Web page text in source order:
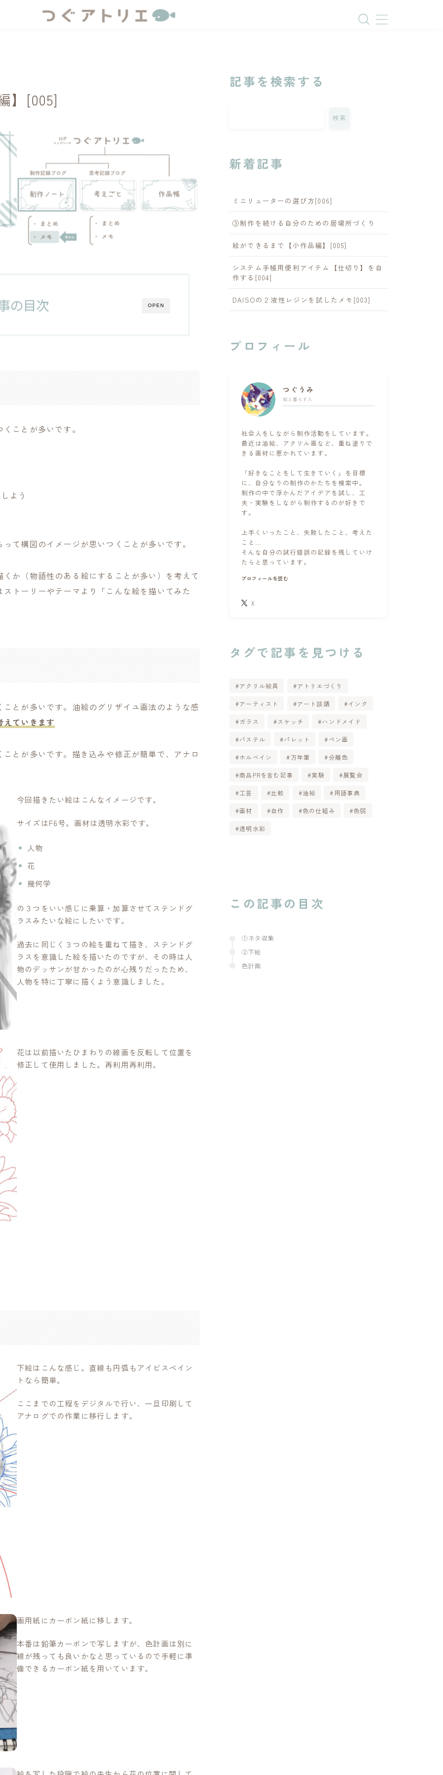
がら制作活動をしています。
こと、失敗したこと、考えたこと…
試行錯誤の記録を残していけたらと思っています。
プロフィールを読む
ハンドメイド パステル パレット
商品PRを含む記事 実験 展覧会 工芸 比較
】[005]
OPEN
の目次
ことが多いです。
よう
て構図のイメージが思いつくことが多いです。
か（物語性のある絵にすることが多い）を考えて
トーリーやテーマより「こんな絵を描いてみた
とが多いです。油絵のグリザイユ画法のような感
ていきます
とが多いです。描き込みや修正が簡単で、アナロ
今回描きたい絵はこんなイメージです。
サイズはF6号。画材は透明水彩です。
人物
花
幾何学
の３つをいい感じに乗算・加算させてステンドグ
ラスみたいな絵にしたいです。
過去に同じく３つの絵を重ねて描き、ステンドグ
ラスを意識した絵を描いたのですが、その時は人
物のデッサンが甘かったのが心残りだったため、
人物を特に丁寧に描くよう意識しました。
花は以前描いたひまわりの線画を反転して位置を
修正して使用しました。再利用再利用。
下絵はこんな感じ。直線も円弧もアイビスペイン
トなら簡単。
ここまでの工程をデジタルで行い、一旦印刷して
アナログでの作業に移行します。
画用紙にカーボン紙に移します。
本番は鉛筆カーボンで写しますが、色計画は別に
線が残っても良いかなと思っているので手軽に準
備できるカーボン紙を用いています。
記事を検索する
検索
新着記事
ミニリューターの選び方[006]
③制作を続ける自分のための居場所づくり
絵ができるまで【小作品編】[005]
システム手帳用便利アイテム【仕切り】を自
作する[004]
DAISOの２液性レジンを試したメモ[003]
プロフィール
つぐうみ
絵と暮らす人
社会人をしながら制作活動をしています。
最近は油絵、アクリル画など、重ね塗りで
きる画材に惹かれています。
「好きなことをして生きていく」を目標
に、自分なりの制作のかたちを模索中。
制作の中で浮かんだアイデアを試し、工
夫・実験をしながら制作するのが好きで
す。
上手くいったこと、失敗したこと、考えた
こと…
そんな自分の試行錯誤の記録を残していけ
たらと思っています。
プロフィールを読む
X
タグで記事を見つける
アクリル絵具 アトリエづくり
アーティスト アート談議 インク
ガラス スケッチ ハンドメイド
パステル パレット ペン画
ホルベイン 万年筆 分離色
商品PRを含む記事 実験 展覧会
工芸 比較 油絵 用語事典
画材 自作 色の仕組み 色弱
透明水彩
この記事の目次
①ネタ収集
②下絵
色計画